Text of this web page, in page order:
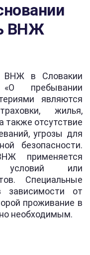
ВНЖ
ВНЖ в Словакии
пребывании
являются
жилья,
также отсутствие
угрозы для
безопасности.
применяется
условий или
Специальные
зависимости от
проживание в
необходимым.